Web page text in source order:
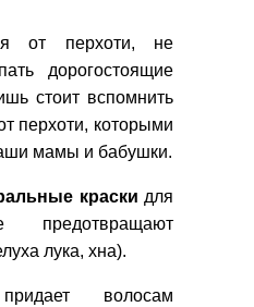
от перхоти, не
дорогостоящие
стоит вспомнить
перхоти, которыми
мамы и бабушки.
краски для
предотвращают
лука, хна).
волосам